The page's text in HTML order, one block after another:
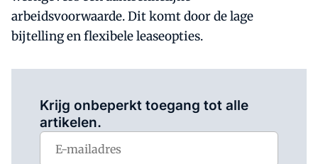
arbeidsvoorwaarde. Dit komt door de lage
bijtelling en flexibele leaseopties.
Krijg onbeperkt toegang tot alle
artikelen.